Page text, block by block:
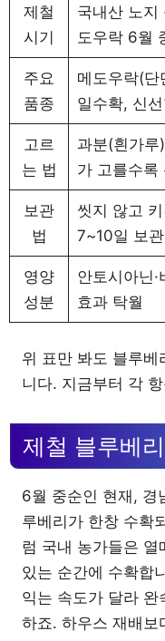
제철
시기
국내산 노지
도우락 6월
주요
품종
메도우락(
일수확, 신
고르
는 법
과분(흰가루
가 고를수록
보관
법
씻지 않고
7~10일 보
영양
성분
안토시아닌
효과 탁월
위 표만 봐도 블루
니다. 지금부터 각
제철 블루베
6월 중순인 현재, 경
루베리가 한창 수확
럼 국내 농가들은
있는 순간에 수확합
익는 속도가 달라 완
하죠. 하우스 재배보